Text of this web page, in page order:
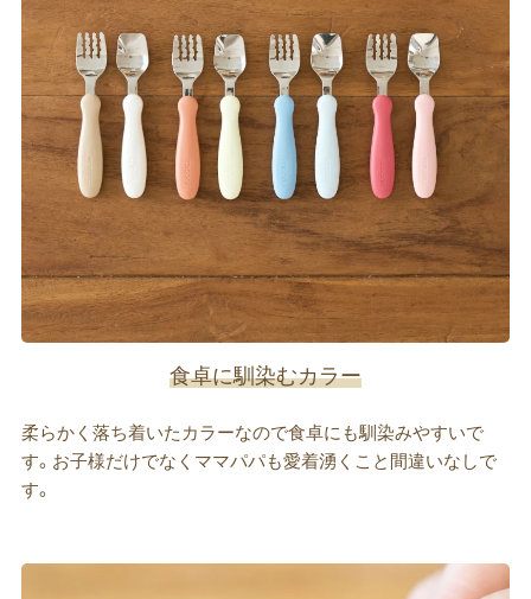
食卓に馴染むカラー
柔らかく落ち着いたカラーなので食卓にも馴染みやすいで
す。お子様だけでなくママパパも愛着湧くこと間違いなしで
す。